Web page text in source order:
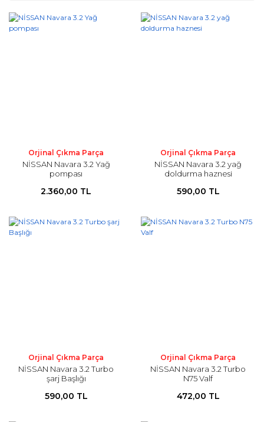
Orjinal Çıkma Parça
NİSSAN Navara 3.2 Yağ
pompası
2.360,00 TL
Orjinal Çıkma Parça
NİSSAN Navara 3.2 yağ
doldurma haznesi
590,00 TL
Orjinal Çıkma Parça
NİSSAN Navara 3.2 Turbo
şarj Başlığı
590,00 TL
Orjinal Çıkma Parça
NİSSAN Navara 3.2 Turbo
N75 Valf
472,00 TL